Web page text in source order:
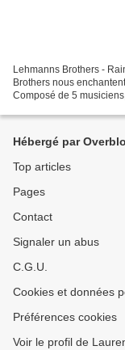
Lehmanns Brothers -
Brothers nous
Composé de 5
Hébergé par
Top articles
Pages
Contact
Signaler un abus
C.G.U.
Cookies et données
Préférences cookies
Voir le profil de